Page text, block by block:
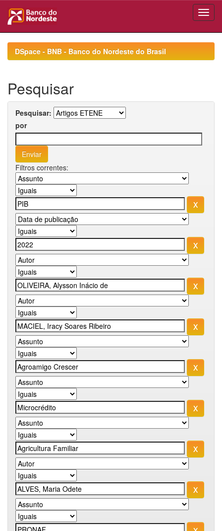
navigationDSpace - BNB - Banco do Nordeste do Brasil
Pesquisar
Pesquisar:
por
Filtros correntes: